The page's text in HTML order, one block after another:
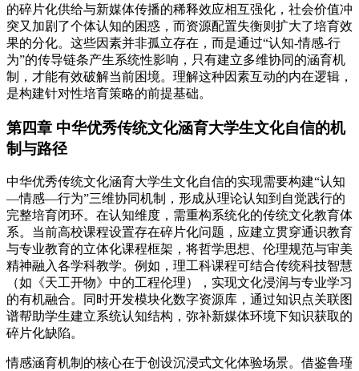
的碎片化供给与新媒体传播的稀释效应相互强化，社会价值冲
突又加剧了个体认知的困惑，而资源配置失衡则扩大了培育效
果的分化。这些因素并非孤立存在，而是通过“认知-情感-行
为”的传导链条产生系统性影响，只有建立多维协同的涵育机
制，才能有效破解当前困境。理解这种因素互动的内在逻辑，
是构建针对性培育策略的前提基础。
第四章 中华优秀传统文化涵育大学生文化自信的机
制与路径
中华优秀传统文化涵育大学生文化自信的实现需要构建“认知
—情感—行为”三维协同机制，形成从理论认知到自觉践行的
完整培育闭环。在认知维度，需重构系统化的传统文化教育体
系。当前高校课程设置存在碎片化问题，应建立贯穿通识教育
与专业教育的立体化课程框架，将哲学思想、伦理规范与审美
精神融入各学科教学。例如，理工科课程可结合传统科技智慧
（如《天工开物》中的工程伦理），实现文化浸润与专业学习
的有机融合。同时开发模块化数字资源库，通过知识点关联图
谱帮助学生建立系统认知结构，弥补新媒体环境下知识获取的
碎片化缺陷。
情感涵育机制的核心在于创设沉浸式文化体验场景。借鉴鲁瑾